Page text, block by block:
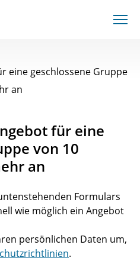
eine geschlossene Gruppe
an
für eine
von 10
an
Formulars
wie möglich ein Angebot
persönlichen Daten um,
.